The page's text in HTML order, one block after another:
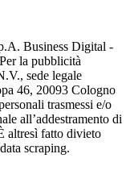
Business Digital -
la pubblicità
sede legale
46, 20093 Cologno
trasmessi e/o
all’addestramento di
altresì fatto divieto
scraping.